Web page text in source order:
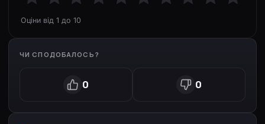
Оціни від 1 до 10
ЧИ СПОДОБАЛОСЬ?
0 0